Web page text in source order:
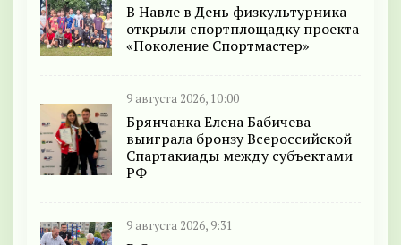
В Навле в День физкультурника
открыли спортплощадку проекта
«Поколение Спортмастер»
9 августа 2026, 10:00
Брянчанка Елена Бабичева
выиграла бронзу Всероссийской
Спартакиады между субъектами
РФ
9 августа 2026, 9:31